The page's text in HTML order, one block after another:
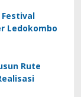
Festival
Ledokombo
Rute